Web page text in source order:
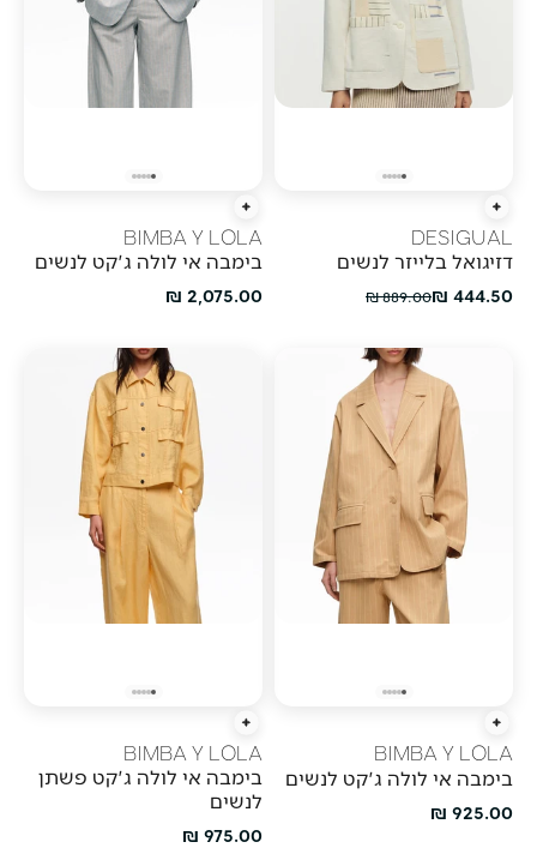
הוספה מהירה
DESIGUAL
דזיגואל בלייזר לנשים
מחיר מבצע
444.50 ₪ מחיר רגיל
889.00 ₪
הוספה מהירה
BIMBA Y LOLA
בימבה אי לולה ג'קט לנשים
מחיר מבצע
2,075.00 ₪
הוספה מהירה
BIMBA Y LOLA
בימבה אי לולה ג'קט לנשים
מחיר מבצע
925.00 ₪
הוספה מהירה
BIMBA Y LOLA
בימבה אי לולה ג'קט פשתן
לנשים
מחיר מבצע
975.00 ₪